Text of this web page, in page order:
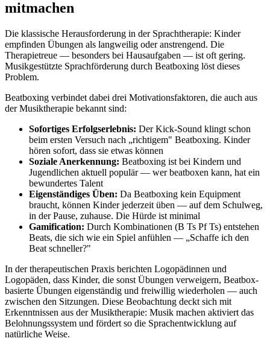
mitmachen
Die klassische Herausforderung in der Sprachtherapie: Kinder
empfinden Übungen als langweilig oder anstrengend. Die
Therapietreue — besonders bei Hausaufgaben — ist oft gering.
Musikgestützte Sprachförderung durch Beatboxing löst dieses
Problem.
Beatboxing verbindet dabei drei Motivationsfaktoren, die auch aus
der Musiktherapie bekannt sind:
Sofortiges Erfolgserlebnis: Der Kick-Sound klingt schon
beim ersten Versuch nach „richtigem" Beatboxing. Kinder
hören sofort, dass sie etwas können
Soziale Anerkennung: Beatboxing ist bei Kindern und
Jugendlichen aktuell populär — wer beatboxen kann, hat ein
bewundertes Talent
Eigenständiges Üben: Da Beatboxing kein Equipment
braucht, können Kinder jederzeit üben — auf dem Schulweg,
in der Pause, zuhause. Die Hürde ist minimal
Gamification: Durch Kombinationen (B Ts Pf Ts) entstehen
Beats, die sich wie ein Spiel anfühlen — „Schaffe ich den
Beat schneller?"
In der therapeutischen Praxis berichten Logopädinnen und
Logopäden, dass Kinder, die sonst Übungen verweigern, Beatbox-
basierte Übungen eigenständig und freiwillig wiederholen — auch
zwischen den Sitzungen. Diese Beobachtung deckt sich mit
Erkenntnissen aus der Musiktherapie: Musik machen aktiviert das
Belohnungssystem und fördert so die Sprachentwicklung auf
natürliche Weise.